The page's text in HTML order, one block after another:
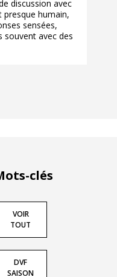
discussion avec
presque humain,
sensées,
souvent avec des
clés
VOIR
TOUT
DVF
SAISON